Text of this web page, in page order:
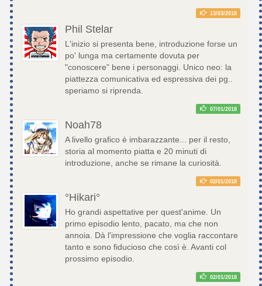
13/03/2018
Phil Stelar
L'inizio si presenta bene, introduzione forse un
po' lunga ma certamente dovuta per
"conoscere" bene i personaggi. Unico neo: la
piattezza comunicativa ed espressiva dei pg..
speriamo si riprenda.
07/01/2018
Noah78
A livello grafico è imbarazzante... per il resto,
storia al momento piatta e 20 minuti di
introduzione, anche se rimane la curiosità.
02/01/2018
°Hikari°
Ho grandi aspettative per quest'anime. Un
primo episodio lento, pacato, ma che non
annoia. Dà l'impressione che voglia raccontare
tanto e sono fiducioso che così è. Avanti col
prossimo episodio.
02/01/2018